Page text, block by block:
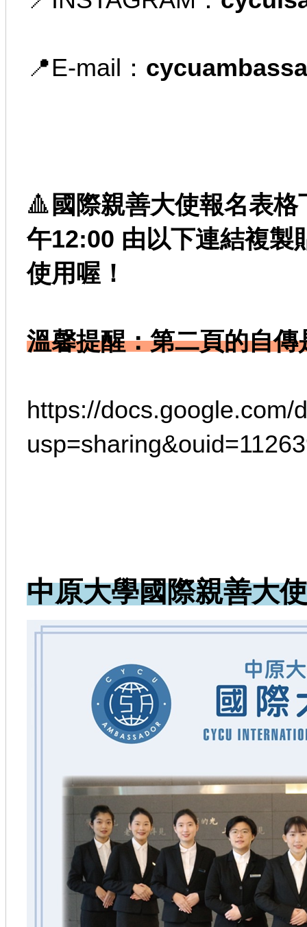
📍E-mail：
🔺 國際親善大使報名表格
午12:00 由以下連結複製
使用喔！
溫馨提醒：第二頁的自
https://
中原大學國際親善大